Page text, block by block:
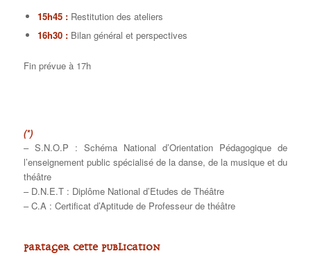
15h45 : Restitution des ateliers
16h30 :Bilan général et perspectives
Fin prévue à 17h
(*)
– S.N.O.P : Schéma National d’Orientation Pédagogique de
l’enseignement public spécialisé de la danse, de la musique et du
théâtre
– D.N.E.T : Diplôme National d’Etudes de Théâtre
– C.A : Certificat d’Aptitude de Professeur de théâtre
Partager cette publication